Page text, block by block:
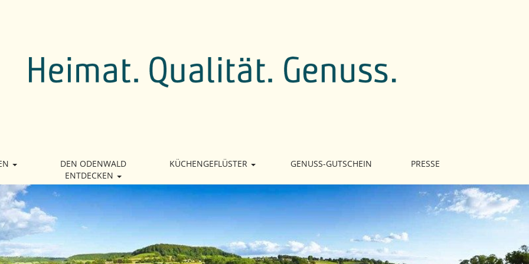
DEN ODENWALD
ENTDECKEN
KÜCHENGEFLÜSTER GENUSS-GUTSCHEIN PRESSE